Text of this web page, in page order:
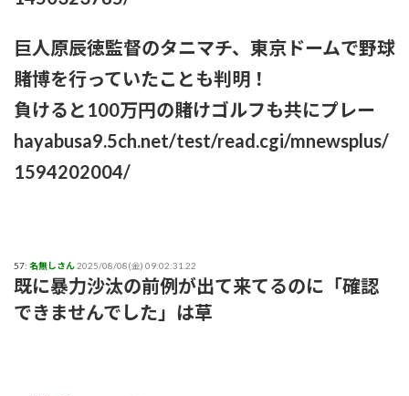
巨人原辰徳監督のタニマチ、東京ドームで野球
賭博を行っていたことも判明！
負けると100万円の賭けゴルフも共にプレー
hayabusa9.5ch.net/test/read.cgi/mnewsplus/
1594202004/
57: 名無しさん2025/08/08(金) 09:02:31.22
既に暴力沙汰の前例が出て来てるのに「確認
できませんでした」は草